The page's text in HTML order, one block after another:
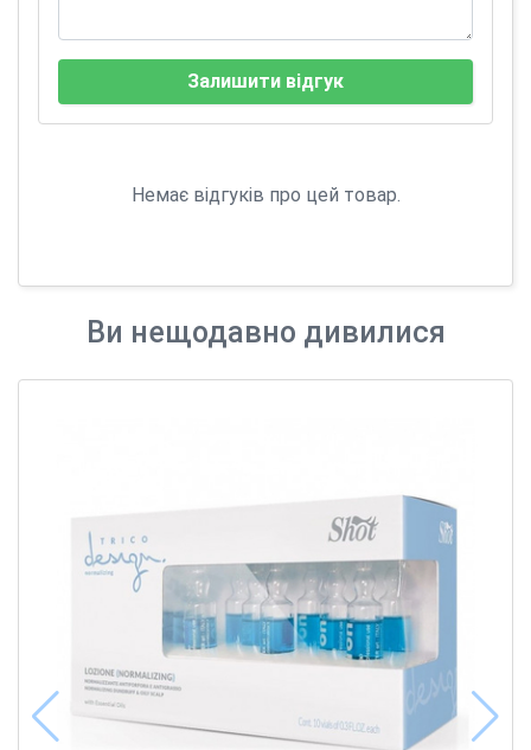
Залишити відгук
Немає відгуків про цей товар.
Ви нещодавно дивилися